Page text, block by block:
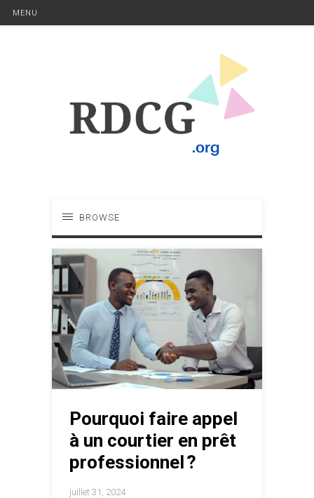
MENU
BROWSE
Pourquoi faire appel
à un courtier en prêt
professionnel ?
juillet 31, 2024